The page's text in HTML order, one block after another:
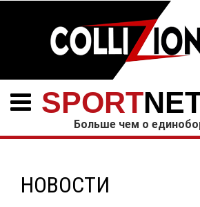
SPORT
Больше чем о
НОВОСТИ